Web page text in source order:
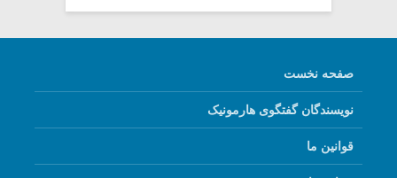
صفحه نخست
نویسندگان گفتگوی هارمونیک
قوانین ما